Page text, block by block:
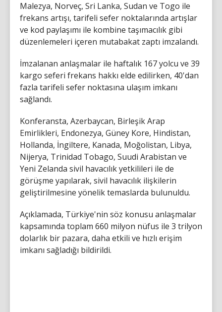
Malezya, Norveç, Sri Lanka, Sudan ve Togo ile
frekans artışı, tarifeli sefer noktalarında artışlar
ve kod paylaşımı ile kombine taşımacılık gibi
düzenlemeleri içeren mutabakat zaptı imzalandı.
İmzalanan anlaşmalar ile haftalık 167 yolcu ve 39
kargo seferi frekans hakkı elde edilirken, 40'dan
fazla tarifeli sefer noktasına ulaşım imkanı
sağlandı.
Konferansta, Azerbaycan, Birleşik Arap
Emirlikleri, Endonezya, Güney Kore, Hindistan,
Hollanda, İngiltere, Kanada, Moğolistan, Libya,
Nijerya, Trinidad Tobago, Suudi Arabistan ve
Yeni Zelanda sivil havacılık yetkilileri ile de
görüşme yapılarak, sivil havacılık ilişkilerin
geliştirilmesine yönelik temaslarda bulunuldu.
Açıklamada, Türkiye'nin söz konusu anlaşmalar
kapsamında toplam 660 milyon nüfus ile 3 trilyon
dolarlık bir pazara, daha etkili ve hızlı erişim
imkanı sağladığı bildirildi.